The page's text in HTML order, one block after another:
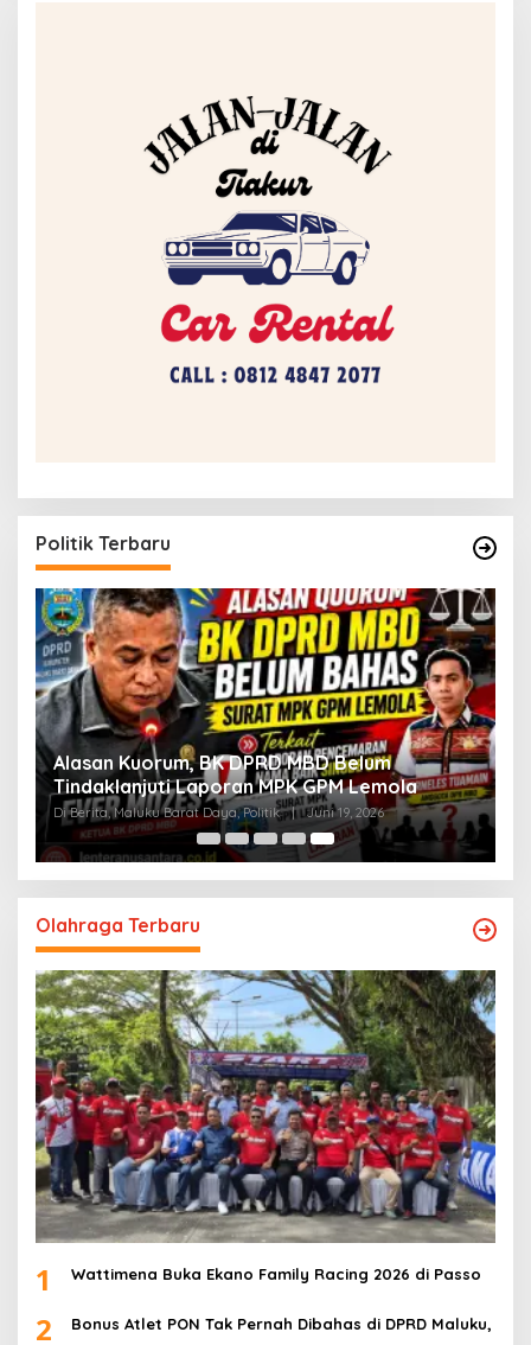
Politik Terbaru
Alasan Kuorum, BK DPRD MBD Belum
Tindaklanjuti Laporan MPK GPM Lemola
Di Berita, Maluku Barat Daya, Politik | Juni 19, 2026
Olahraga Terbaru
1 Wattimena Buka Ekano Family Racing 2026 di Passo
2
Bonus Atlet PON Tak Pernah Dibahas di DPRD Maluku,